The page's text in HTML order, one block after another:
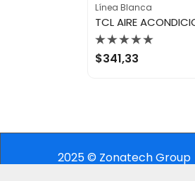
Línea Blanca
Valorado
con
$341,33
2025 © Zonatech Group